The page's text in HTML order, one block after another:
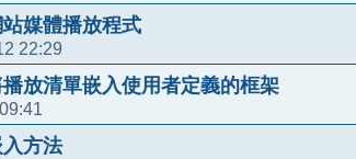
媒體播放程式
22:29
放清單嵌入使用者定義的框架
方法